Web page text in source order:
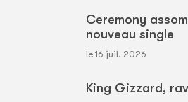
Ceremony
nouveau single
le 16 juil. 2026
King Gizzard,